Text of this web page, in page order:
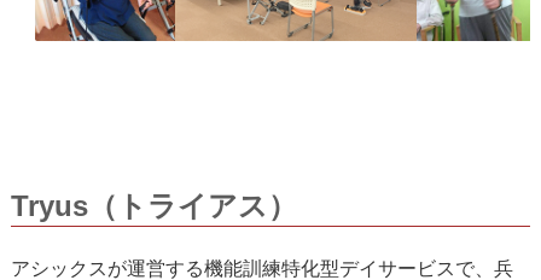
Tryus（トライアス）
アシックスが運営する機能訓練特化型デイサービスで、兵